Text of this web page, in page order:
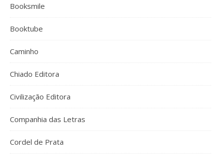
Booksmile
Booktube
Caminho
Chiado Editora
Civilização Editora
Companhia das Letras
Cordel de Prata